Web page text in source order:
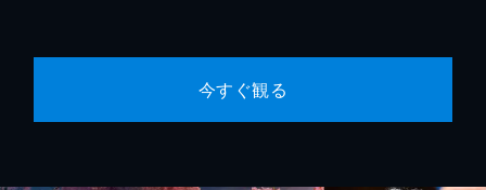
今すぐ観る